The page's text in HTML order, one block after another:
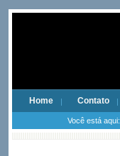
Home Contato
Você está aqui: